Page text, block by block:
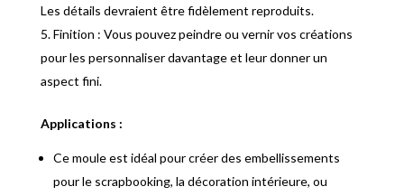
Les détails devraient être fidèlement reproduits.
Finition : Vous pouvez peindre ou vernir vos créations
pour les personnaliser davantage et leur donner un
aspect fini.
Applications :
Ce moule est idéal pour créer des embellissements
pour le scrapbooking, la décoration intérieure, ou